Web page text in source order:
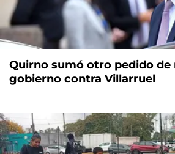
Quirno sumó otro pedido de
gobierno contra Villarruel